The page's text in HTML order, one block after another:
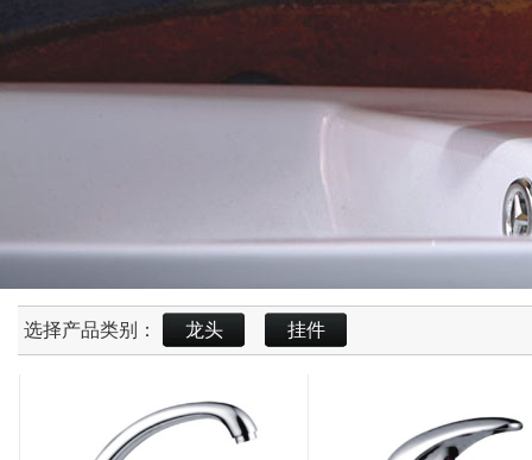
选择产品类别： 龙头 挂件